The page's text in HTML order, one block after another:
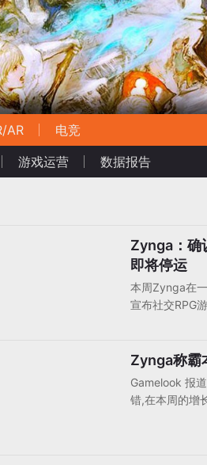
AR
电竞
游戏运营 数据报告
Zynga：确
即将停运
本周Zynga在
宣布社交RPG
12月5日停运
ChefVille，
等。停运之前
提供内容更新
行折扣活动，
示，该游戏目
Zynga称霸
Gamelook 报
错,在本周的增
品。排名第一